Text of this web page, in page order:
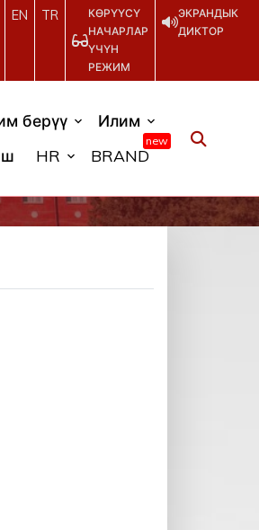
EN TR
КӨРҮҮСҮ
НАЧАРЛАР
ҮЧҮН
РЕЖИМ
ЭКРАНДЫК
ДИКТОР
берүү
Илим
HR BRAND
new